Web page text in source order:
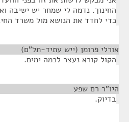
החינוך. נדמה לי שמחר יש ישיבה
כדי לחדד את הנושא מול משרד
אורלי פרומן (ייש עתיד-תל"ם)
הקול קורא נעצר לכמה ימים.
היו"ר רם שפע
בדיוק.